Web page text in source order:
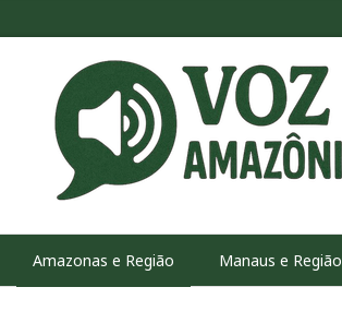
Amazonas e Região Manaus e Região